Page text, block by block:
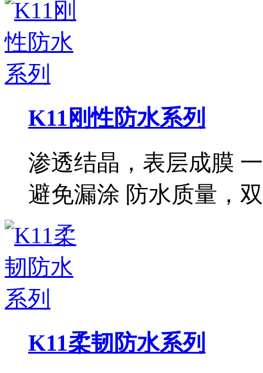
K11刚性防水系列
渗透结晶，表层成膜
避免漏涂 防水质量，
K11柔韧防水系列